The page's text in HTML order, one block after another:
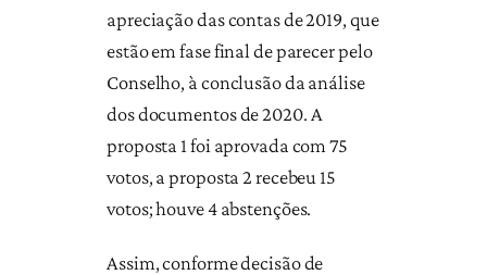
apreciação das contas de 2019, que
estão em fase final de parecer pelo
Conselho, à conclusão da análise
dos documentos de 2020. A
proposta 1 foi aprovada com 75
votos, a proposta 2 recebeu 15
votos; houve 4 abstenções.
Assim, conforme decisão de